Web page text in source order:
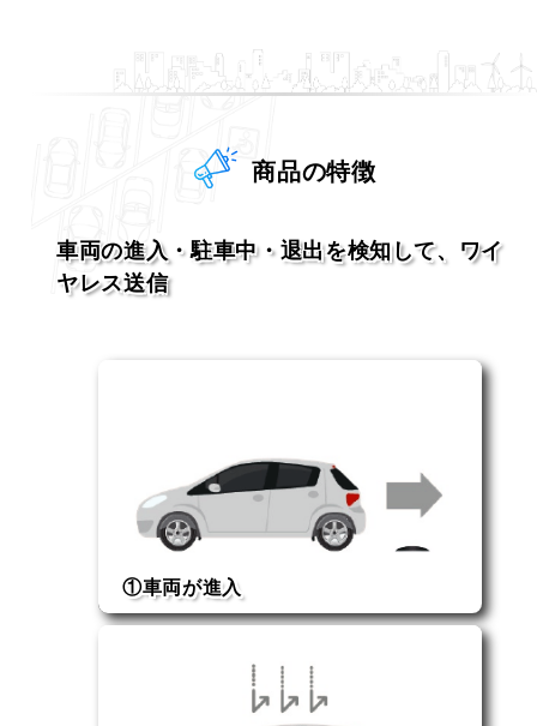
商品の特徴
車両の進入・駐車中・退出を検知して、
ワイ
ヤレス送信
①車両が進入